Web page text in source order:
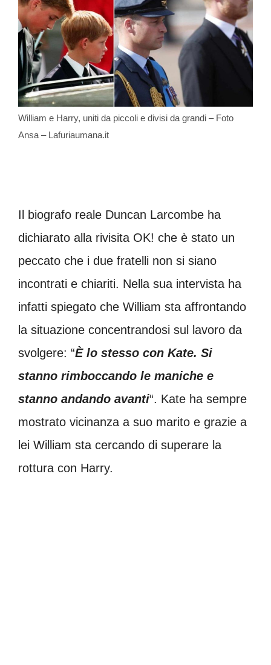
William e Harry, uniti da piccoli e divisi da grandi – Foto
Ansa – Lafuriaumana.it
Il biografo reale Duncan Larcombe ha
dichiarato alla rivisita OK! che è stato un
peccato che i due fratelli non si siano
incontrati e chiariti. Nella sua intervista ha
infatti spiegato che William sta affrontando
la situazione concentrandosi sul lavoro da
svolgere: “È lo stesso con Kate. Si
stanno rimboccando le maniche e
stanno andando avanti“. Kate ha sempre
mostrato vicinanza a suo marito e grazie a
lei William sta cercando di superare la
rottura con Harry.